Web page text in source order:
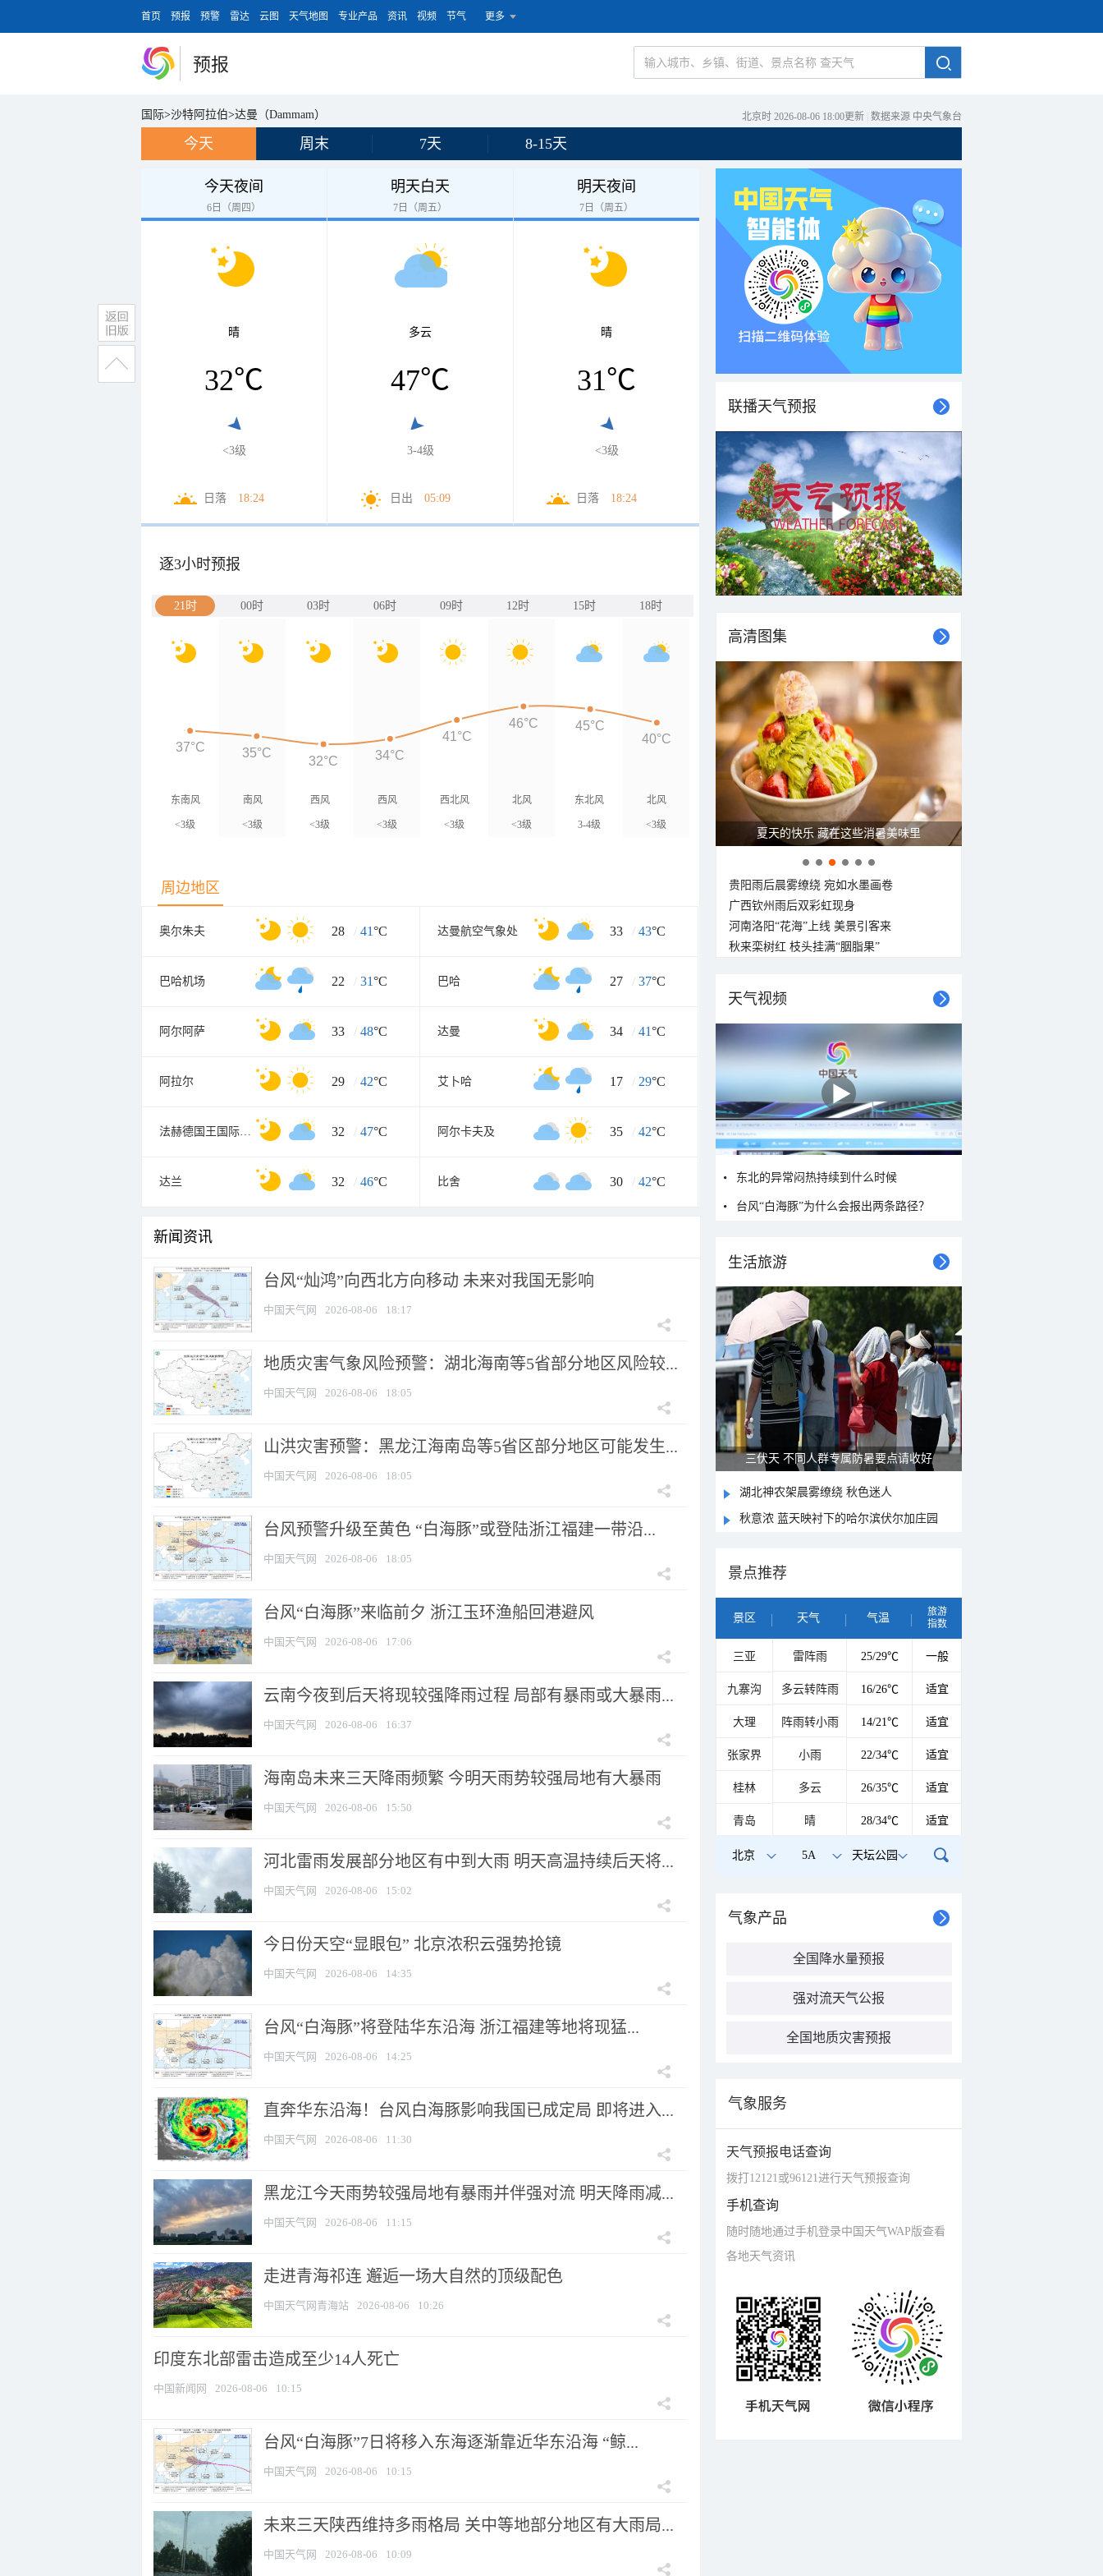
首页 预报 预警 雷达 云图 天气地图 专业产品 资讯 视频 节气 更多
预报
国际>沙特阿拉伯>达曼（Dammam） 北京时 2026-08-06 18:00更新 数据来源 中央气象台
今天 周末 7天 8-15天
今天夜间
6日（周四）
晴
32℃
<3级
日落 18:24
明天白天
7日（周五）
多云
47℃
3-4级
日出 05:09
明天夜间
7日（周五）
晴
31℃
<3级
日落 18:24
逐3小时预报
21时 00时 03时 06时 09时 12时 15时 18时
东南风
<3级
南风
<3级
西风
<3级
西风
<3级
西北风
<3级
北风
<3级
东北风
3-4级
北风
<3级
37°C 35°C
32°C 34°C
41°C
46°C
45°C
40°C
周边地区
奥尔朱夫 28 / 41°C 达曼航空气象处 33 / 43°C
巴哈机场 22 / 31°C 巴哈 27 / 37°C
阿尔阿萨 33 / 48°C 达曼 34 / 41°C
阿拉尔 29 / 42°C 艾卜哈 17 / 29°C
法赫德国王国际机场 32 / 47°C 阿尔卡夫及 35 / 42°C
达兰 32 / 46°C 比舍 30 / 42°C
新闻资讯
台风“灿鸿”向西北方向移动 未来对我国无影响
中国天气网 2026-08-06 18:17
地质灾害气象风险预警：湖北海南等5省部分地区风险较...
中国天气网 2026-08-06 18:05
山洪灾害预警：黑龙江海南岛等5省区部分地区可能发生...
中国天气网 2026-08-06 18:05
台风预警升级至黄色 “白海豚”或登陆浙江福建一带沿...
中国天气网 2026-08-06 18:05
台风“白海豚”来临前夕 浙江玉环渔船回港避风
中国天气网 2026-08-06 17:06
云南今夜到后天将现较强降雨过程 局部有暴雨或大暴雨...
中国天气网 2026-08-06 16:37
海南岛未来三天降雨频繁 今明天雨势较强局地有大暴雨
中国天气网 2026-08-06 15:50
河北雷雨发展部分地区有中到大雨 明天高温持续后天将...
中国天气网 2026-08-06 15:02
今日份天空“显眼包” 北京浓积云强势抢镜
中国天气网 2026-08-06 14:35
台风“白海豚”将登陆华东沿海 浙江福建等地将现猛...
中国天气网 2026-08-06 14:25
直奔华东沿海！台风白海豚影响我国已成定局 即将进入...
中国天气网 2026-08-06 11:30
黑龙江今天雨势较强局地有暴雨并伴强对流 明天降雨减...
中国天气网 2026-08-06 11:15
走进青海祁连 邂逅一场大自然的顶级配色
中国天气网青海站 2026-08-06 10:26
印度东北部雷击造成至少14人死亡
中国新闻网 2026-08-06 10:15
台风“白海豚”7日将移入东海逐渐靠近华东沿海 “鲸...
中国天气网 2026-08-06 10:15
未来三天陕西维持多雨格局 关中等地部分地区有大雨局...
中国天气网 2026-08-06 10:09
联播天气预报
高清图集
夏天的快乐 藏在这些消暑美味里
贵阳雨后晨雾缭绕 宛如水墨画卷
广西钦州雨后双彩虹现身
河南洛阳“花海”上线 美景引客来
秋来栾树红 枝头挂满“胭脂果”
天气视频
东北的异常闷热持续到什么时候
台风“白海豚”为什么会报出两条路径？
生活旅游
三伏天 不同人群专属防暑要点请收好
湖北神农架晨雾缭绕 秋色迷人
秋意浓 蓝天映衬下的哈尔滨伏尔加庄园
景点推荐
景区 天气 气温
旅游
指数
三亚 雷阵雨 25/29℃ 一般
九寨沟 多云转阵雨 16/26℃ 适宜
大理 阵雨转小雨 14/21℃ 适宜
张家界 小雨 22/34℃ 适宜
桂林 多云 26/35℃ 适宜
青岛 晴 28/34℃ 适宜
北京 5A 天坛公园
气象产品
全国降水量预报
强对流天气公报
全国地质灾害预报
气象服务
天气预报电话查询
拨打12121或96121进行天气预报查询
手机查询
随时随地通过手机登录中国天气WAP版查看
各地天气资讯